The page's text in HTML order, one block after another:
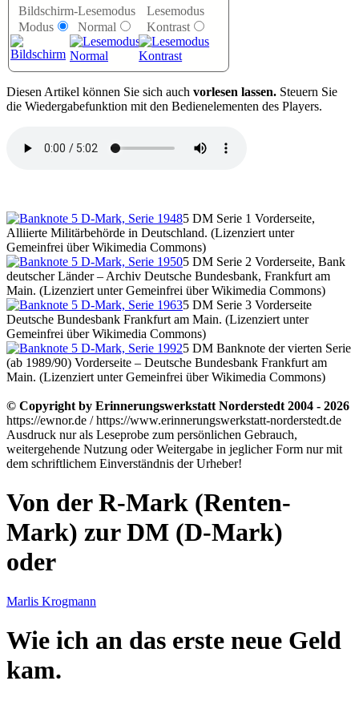
Bildschirm-
Modus
Lesemodus
Normal
Lesemodus
Kontrast
Diesen Artikel können Sie sich auch vorlesen lassen. Steuern Sie
die Wiedergabefunktion mit den Bedienelementen des Players.
5 DM Serie 1 Vorderseite,
Alliierte Militärbehörde in Deutschland. (Lizenziert unter
Gemeinfrei über Wikimedia Commons)
5 DM Serie 2 Vorderseite, Bank
deutscher Länder – Archiv Deutsche Bundesbank, Frankfurt am
Main. (Lizenziert unter Gemeinfrei über Wikimedia Commons)
5 DM Serie 3 Vorderseite
Deutsche Bundesbank Frankfurt am Main. (Lizenziert unter
Gemeinfrei über Wikimedia Commons)
5 DM Banknote der vierten Serie
(ab 1989/90) Vorderseite – Deutsche Bundesbank Frankfurt am
Main. (Lizenziert unter Gemeinfrei über Wikimedia Commons)
© Copyright by Erinnerungswerkstatt Norderstedt 2004 - 2026
https://ewnor.de / https://www.erinnerungswerkstatt-norderstedt.de
Ausdruck nur als Leseprobe zum persönlichen Gebrauch,
weitergehende Nutzung oder Weitergabe in jeglicher Form nur mit
dem schriftlichem Einverständnis der Urheber!
Von der R-Mark (Renten-
Mark) zur DM (D-Mark)
oder
Marlis Krogmann
Wie ich an das erste neue Geld
kam.